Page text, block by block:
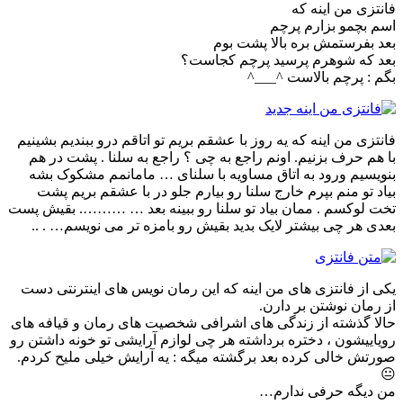
فانتزی من اینه که
اسم بچمو بزارم پرچم
بعد بفرستمش بره بالا پشت بوم
بعد که شوهرم پرسید پرچم کجاست؟
بگم : پرچم بالاست ^___^
فانتزی من اینه که یه روز با عشقم بریم تو اتاقم درو ببندیم بشینیم
با هم حرف بزنیم. اونم راجع به چی ؟ راجع به سلنا . پشت در هم
بنویسیم ورود به اتاق مساویه با سلنای … مامانمم مشکوک بشه
بیاد تو منم بپرم خارج سلنا رو بیارم جلو در با عشقم بریم پشت
تخت لوکسم . ممان بیاد تو سلنا رو ببینه بعد … ………. بقیش پست
بعدی هر چی بیشتر لایک بدید بقیش رو بامزه تر می نویسم… . ..
یکی از فانتزی های من اینه که این رمان نویس های اینترنتی دست
از رمان نوشتن بر دارن.
حالا گذشته از زندگی های اشرافی شخصیت های رمان و قیافه های
رویاییشون ، دختره برداشته هر چی لوازم آرایشی تو خونه داشتن رو
صورتش خالی کرده بعد برگشته میگه : یه آرایش خیلی ملیح کردم.
😐
من دیگه حرفی ندارم…